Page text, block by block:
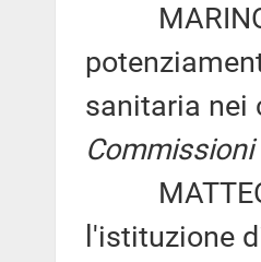
MARINO
sanitaria nei
MATTEO
l'istituzione